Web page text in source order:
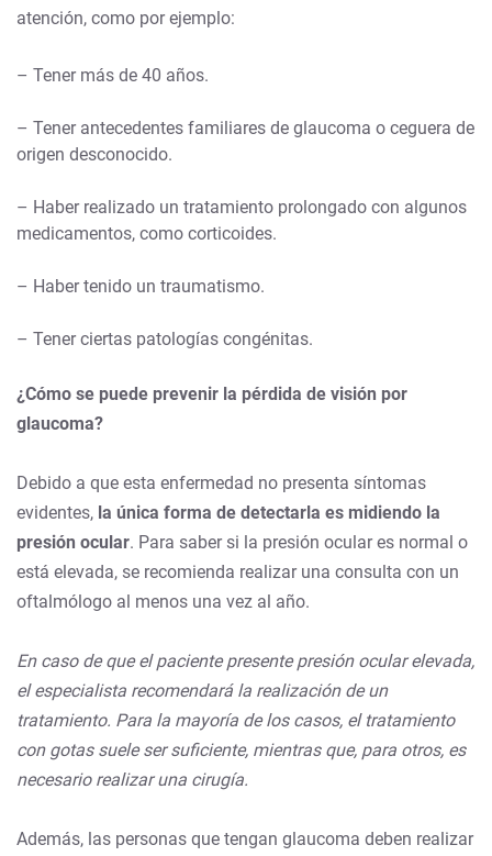
atención, como por ejemplo:
– Tener más de 40 años.
– Tener antecedentes familiares de glaucoma o ceguera de
origen desconocido.
– Haber realizado un tratamiento prolongado con algunos
medicamentos, como corticoides.
– Haber tenido un traumatismo.
– Tener ciertas patologías congénitas.
¿Cómo se puede prevenir la pérdida de visión por
glaucoma?
Debido a que esta enfermedad no presenta síntomas
evidentes, la única forma de detectarla es midiendo la
presión ocular. Para saber si la presión ocular es normal o
está elevada, se recomienda realizar una consulta con un
oftalmólogo al menos una vez al año.
En caso de que el paciente presente presión ocular elevada,
el especialista recomendará la realización de un
tratamiento. Para la mayoría de los casos, el tratamiento
con gotas suele ser suficiente, mientras que, para otros, es
necesario realizar una cirugía.
Además, las personas que tengan glaucoma deben realizar